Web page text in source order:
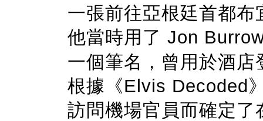
一張前往亞根廷首都
他當時用了 Jon
一個筆名，曾用於酒
根據《Elvis Decoded
訪問機場官員而確定